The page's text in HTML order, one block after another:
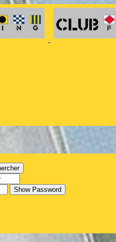
Show Password